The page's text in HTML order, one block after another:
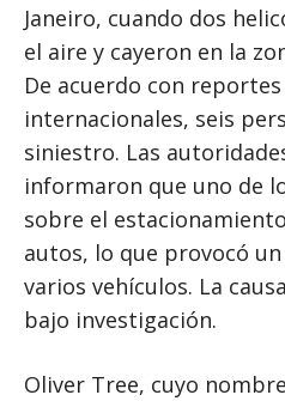
Janeiro, cuando dos
el aire y cayeron en la
De acuerdo con
internacionales, seis
siniestro. Las
informaron que uno de
sobre el
autos, lo que provocó
varios vehículos. La
bajo investigación.
Oliver Tree, cuyo